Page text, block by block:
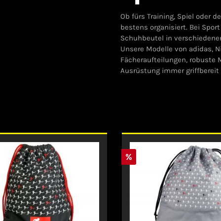
Ob fürs Training, Spiel oder
bestens organisiert. Bei
Schuhbeutel in
Unsere Modelle von adidas,
Fächeraufteilungen, robuste
Ausrüstung immer
%